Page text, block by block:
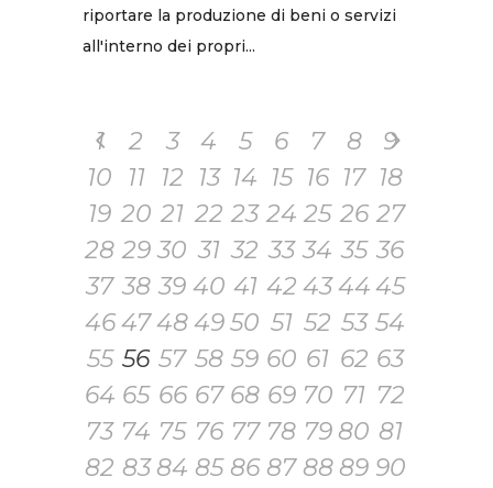
riportare la produzione di beni o servizi
all'interno dei propri...
1 2 3 4 5 6 7 8
9
10
11 12 13 14 15 16 17 18
19 20 21 22 23 24 25 26 27
28 29 30 31 32 33 34 35 36
37 38 39 40 41 42 434445
46 474849 50 51 52 53 54
55 56 57 58 59 60 61 62 63
64 65 66 67 68 69 70 71 72
73 74 75 76 77 78 79 80 81
82 83 84 85 86 87 88 89 90